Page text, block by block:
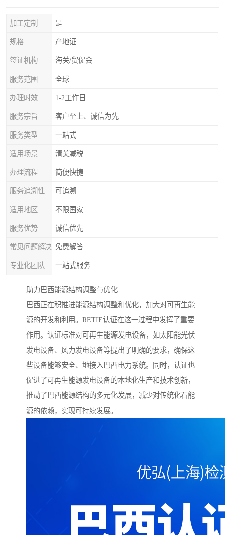
加工定制 是
规格 产地证
签证机构 海关/贸促会
服务范围 全球
办理时效 1-2工作日
服务宗旨 客户至上、诚信为先
服务类型 一站式
适用场景 清关减税
办理流程 简便快捷
服务追溯性 可追溯
适用地区 不限国家
服务优势 诚信优先
常见问题解决 免费解答
专业化团队 一站式服务
助力巴西能源结构调整与优化
巴西正在积推进能源结构调整和优化，加大对可再生能
源的开发和利用。RETIE认证在这一过程中发挥了重要
作用。认证标准对可再生能源发电设备，如太阳能光伏
发电设备、风力发电设备等提出了明确的要求，确保这
些设备能够安全、地接入巴西电力系统。同时，认证也
促进了可再生能源发电设备的本地化生产和技术创新，
推动了巴西能源结构的多元化发展，减少对传统化石能
源的依赖，实现可持续发展。